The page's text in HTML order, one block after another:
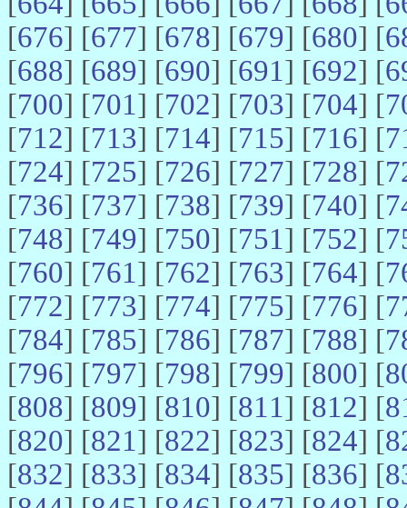
[676] [677] [678] [679] [680] [
[688] [689] [690] [691] [692] [
[700] [701] [702] [703] [704] [
[712] [713] [714] [715] [716] [
[724] [725] [726] [727] [728] [
[736] [737] [738] [739] [740] [
[748] [749] [750] [751] [752] [
[760] [761] [762] [763] [764] [
[772] [773] [774] [775] [776] [
[784] [785] [786] [787] [788] [
[796] [797] [798] [799] [800] [
[808] [809] [810] [811] [812] [
[820] [821] [822] [823] [824] [
[832] [833] [834] [835] [836] [